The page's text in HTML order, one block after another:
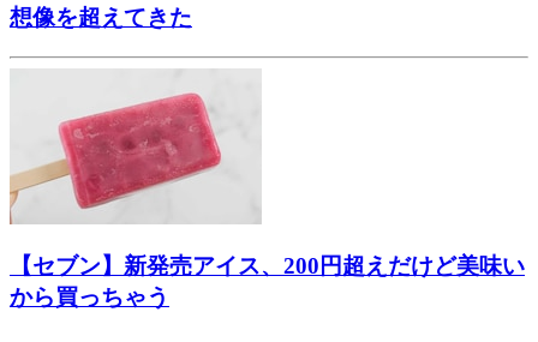
想像を超えてきた
【セブン】新発売アイス、200円超えだけど美味い
から買っちゃう